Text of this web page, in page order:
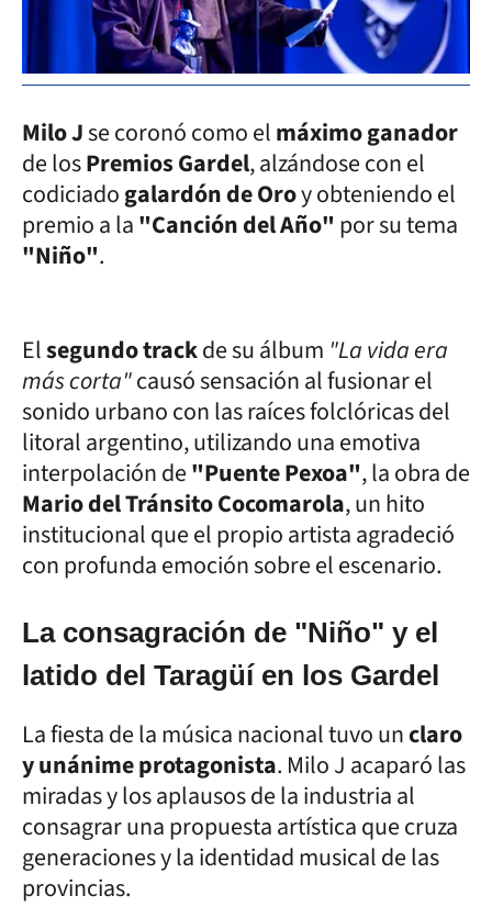
Milo Jse coronó como elmáximo ganador
de losPremios Gardel, alzándose con el
codiciadogalardón de Oroy obteniendo el
premio a la"Canción del Año"por su tema
"Niño".
Elsegundo trackde su álbum "La vida era
más corta"causó sensación al fusionar el
sonido urbano con las raíces folclóricas del
litoral argentino, utilizando una emotiva
interpolación de"Puente Pexoa", la obra de
Mario del Tránsito Cocomarola, un hito
institucional que el propio artista agradeció
con profunda emoción sobre el escenario.
La consagración de "Niño" y el
latido del Taragüí en los Gardel
La fiesta de la música nacional tuvo unclaro
y unánime protagonista. Milo J acaparó las
miradas y los aplausos de la industria al
consagrar una propuesta artística que cruza
generaciones y la identidad musical de las
provincias.